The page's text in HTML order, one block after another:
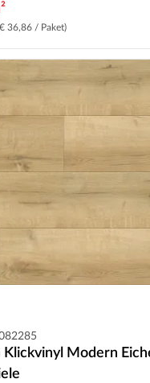
36,86 / Paket)
Modern